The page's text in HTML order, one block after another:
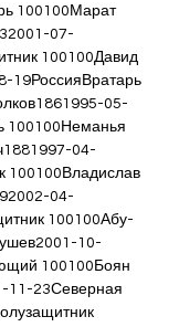
100100Марат
07-
100100Давид
19РоссияВратарь
05-
100100Неманья
04-
100100Владислав
04-
100100Абу-
10-
100100Боян
11-23Северная